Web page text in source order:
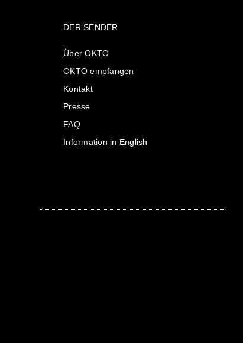
DER SENDER
Über OKTO
OKTO empfangen
Kontakt
Presse
FAQ
Information in English